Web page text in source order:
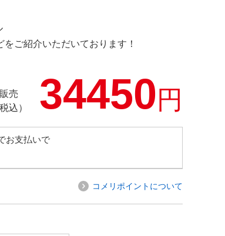
ご紹介いただいております！
売
込）
34450円
お支払いで
コメリポイントについて